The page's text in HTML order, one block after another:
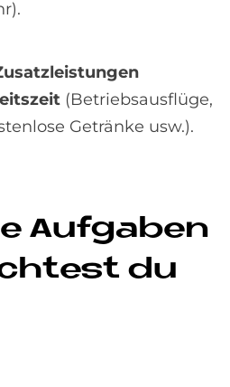
(Betriebsausflüge,
Getränke usw.).
Auf­ga­ben
du